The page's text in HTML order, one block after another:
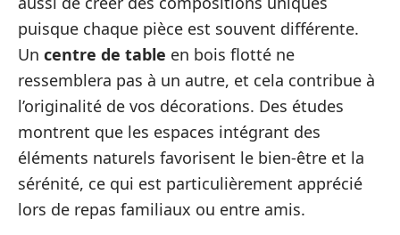
puisque chaque pièce est souvent différente.
Un centre de table en bois flotté ne
ressemblera pas à un autre, et cela contribue à
l’originalité de vos décorations. Des études
montrent que les espaces intégrant des
éléments naturels favorisent le bien-être et la
sérénité, ce qui est particulièrement apprécié
lors de repas familiaux ou entre amis.